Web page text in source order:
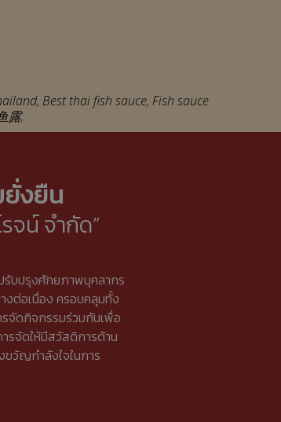
, Best thai fish sauce, Fish sauce
露,
งยืน
จน์ จำกัด”
รับปรุงศักยภาพบุคลากร
งต่อเนื่อง ครอบคลุมทั้ง
รจัดกิจกรรมร่วมกันเพื่อ
รจัดให้มีสวัสดิการด้าน
วัญกำลังใจในการ